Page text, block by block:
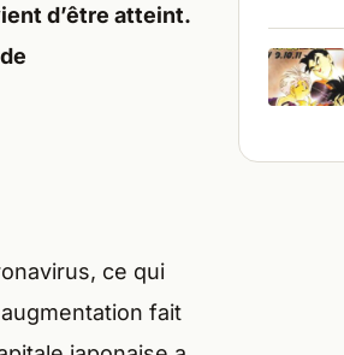
d’être atteint.
ce qui
fait